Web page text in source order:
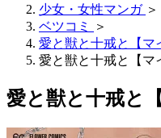
少女・女性マンガ ＞
ベツコミ
＞
愛と獣と十戒と【マ
愛と獣と十戒と【マ
愛と獣と十戒と